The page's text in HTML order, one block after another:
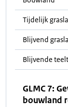
Tijdelijk
Blijvend
Blijvende teelt
GLMC 7:
bouwland